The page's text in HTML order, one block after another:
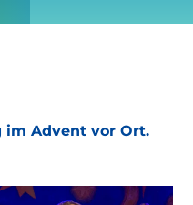
ist:
im Advent vor Ort.